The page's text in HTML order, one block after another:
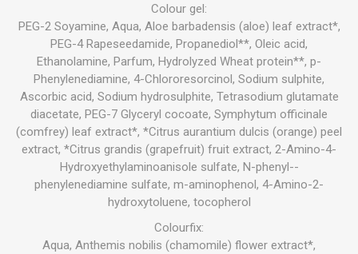
Colour gel:
PEG-2 Soyamine, Aqua, Aloe barbadensis (aloe) leaf extract*,
PEG-4 Rapeseedamide, Propanediol**, Oleic acid,
Ethanolamine, Parfum, Hydrolyzed Wheat protein**, p-
Phenylenediamine, 4-Chlororesorcinol, Sodium sulphite,
Ascorbic acid, Sodium hydrosulphite, Tetrasodium glutamate
diacetate, PEG-7 Glyceryl cocoate, Symphytum officinale
(comfrey) leaf extract*, *Citrus aurantium dulcis (orange) peel
extract, *Citrus grandis (grapefruit) fruit extract, 2-Amino-4-
Hydroxyethylaminoanisole sulfate, N-phenyl--
phenylenediamine sulfate, m-aminophenol, 4-Amino-2-
hydroxytoluene, tocopherol
Colourfix:
Aqua, Anthemis nobilis (chamomile) flower extract*,